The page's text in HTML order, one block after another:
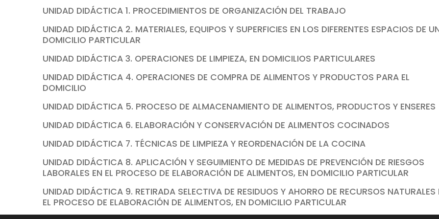
UNIDAD DIDÁCTICA 1. PROCEDIMIENTOS DE ORGANIZACIÓN DEL TRABAJO
UNIDAD DIDÁCTICA 2. MATERIALES, EQUIPOS Y SUPERFICIES EN LOS DIFERENTES ESPACIOS DE
DOMICILIO PARTICULAR
UNIDAD DIDÁCTICA 3. OPERACIONES DE LIMPIEZA, EN DOMICILIOS PARTICULARES
UNIDAD DIDÁCTICA 4. OPERACIONES DE COMPRA DE ALIMENTOS Y PRODUCTOS PARA EL
DOMICILIO
UNIDAD DIDÁCTICA 5. PROCESO DE ALMACENAMIENTO DE ALIMENTOS, PRODUCTOS Y ENSERES
UNIDAD DIDÁCTICA 6. ELABORACIÓN Y CONSERVACIÓN DE ALIMENTOS COCINADOS
UNIDAD DIDÁCTICA 7. TÉCNICAS DE LIMPIEZA Y REORDENACIÓN DE LA COCINA
UNIDAD DIDÁCTICA 8. APLICACIÓN Y SEGUIMIENTO DE MEDIDAS DE PREVENCIÓN DE RIESGOS
LABORALES EN EL PROCESO DE ELABORACIÓN DE ALIMENTOS, EN DOMICILIO PARTICULAR
UNIDAD DIDÁCTICA 9. RETIRADA SELECTIVA DE RESIDUOS Y AHORRO DE RECURSOS NATURALES
EL PROCESO DE ELABORACIÓN DE ALIMENTOS, EN DOMICILIO PARTICULAR